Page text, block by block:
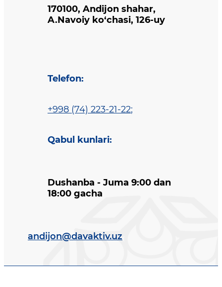
170100, Andijon shahar,
A.Navoiy ko‘chasi, 126-uy
Telefon:
+998 (74) 223-21-22;
Qabul kunlari:
Dushanba - Juma 9:00 dan
18:00 gacha
andijon@davaktiv.uz